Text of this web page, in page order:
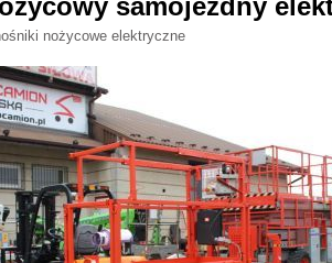
samojezdny
nożycowe elektryczne